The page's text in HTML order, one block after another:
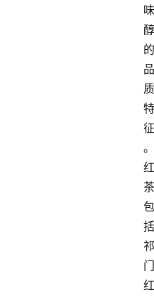
味
醇
的
品
质
特
征
。
红
茶
包
括
祁
门
红